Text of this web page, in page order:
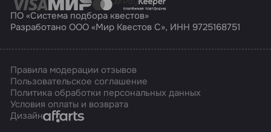
ПО «Система подбора квестов»
Разработано ООО «Мир Квестов С», ИНН 9725168751
Правила модерации отзывов
Пользовательское соглашение
Политика обработки персональных данных
Условия оплаты и возврата
ДизайнAffarts